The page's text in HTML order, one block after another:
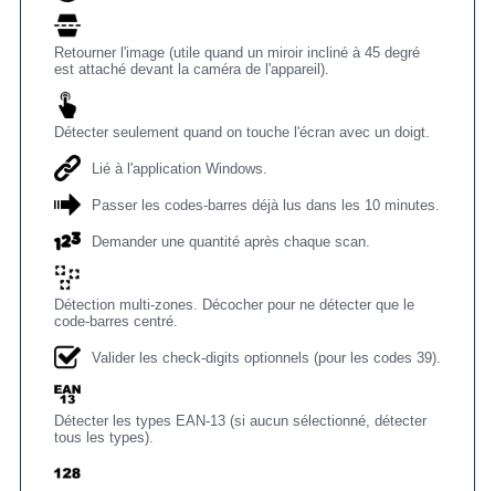
Retourner l'image (utile quand un miroir incliné à 45 degré
est attaché devant la caméra de l'appareil).
Détecter seulement quand on touche l'écran avec un doigt.
Lié à l'application Windows.
Passer les codes-barres déjà lus dans les 10 minutes.
Demander une quantité après chaque scan.
Détection multi-zones. Décocher pour ne détecter que le
code-barres centré.
Valider les check-digits optionnels (pour les codes 39).
Détecter les types EAN-13 (si aucun sélectionné, détecter
tous les types).